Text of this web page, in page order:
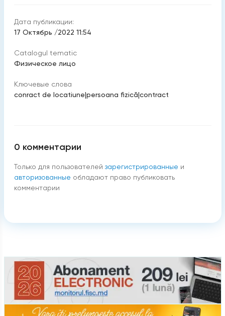
Дата публикации:
17 Октябрь /2022 11:54
Catalogul tematic
Физическое лицо
Ключевые слова
conract de locatiune|persoana fizică|contract
0 комментарии
Только для пользователей зарегистрированные и
авторизованные обладают право публиковать
комментарии